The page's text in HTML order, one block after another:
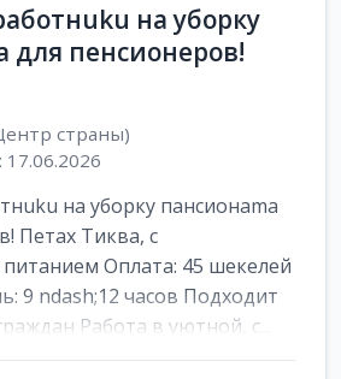
на уборку
для пенсионеров!
страны)
на уборку пансионama
Петах Тиква, с
Оплата: 45 шекелей
9 ndash;12 часов Подходит
Работа в уютной, с...